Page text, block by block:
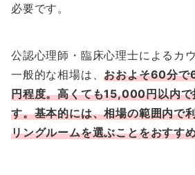
必要です。
公認心理師・臨床心理士によるカ
一般的な相場は、おおよそ60分
円程度。高くても15,000円以内で
す。基本的には、相場の範囲内で
リングルームを選ぶことをおすす